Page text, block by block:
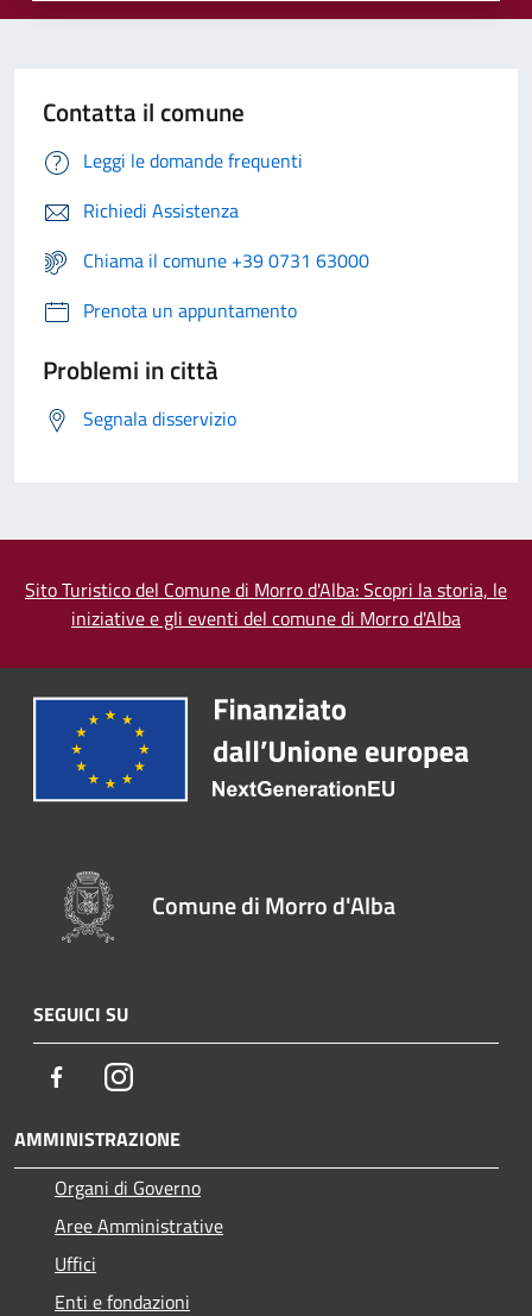
Contatta il comune
Leggi le domande frequenti
Richiedi Assistenza
Chiama il comune +39 0731 63000
Prenota un appuntamento
Problemi in città
Segnala disservizio
Sito Turistico del Comune di Morro d'Alba: Scopri la storia, le
iniziative e gli eventi del comune di Morro d'Alba
Comune di Morro d'Alba
SEGUICI SU
FacebookInstagram
AMMINISTRAZIONE
Organi di Governo
Aree Amministrative
Uffici
Enti e fondazioni